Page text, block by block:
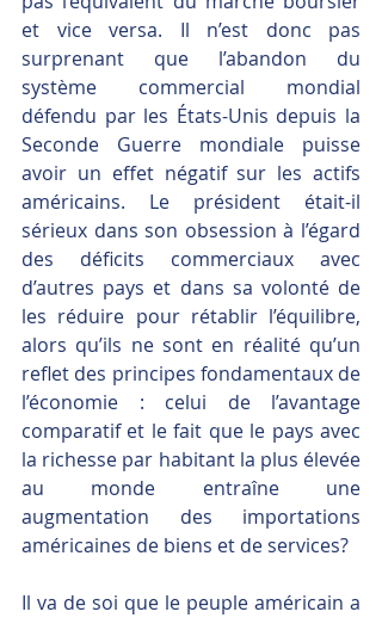
et vice versa. Il n’est donc pas
surprenant que l’abandon du
système commercial mondial
défendu par les États-Unis depuis la
Seconde Guerre mondiale puisse
avoir un effet négatif sur les actifs
américains. Le président était-il
sérieux dans son obsession à l’égard
des déficits commerciaux avec
d’autres pays et dans sa volonté de
les réduire pour rétablir l’équilibre,
alors qu’ils ne sont en réalité qu’un
reflet des principes fondamentaux de
l’économie : celui de l’avantage
comparatif et le fait que le pays avec
la richesse par habitant la plus élevée
au monde entraîne une
augmentation des importations
américaines de biens et de services?
Il va de soi que le peuple américain a